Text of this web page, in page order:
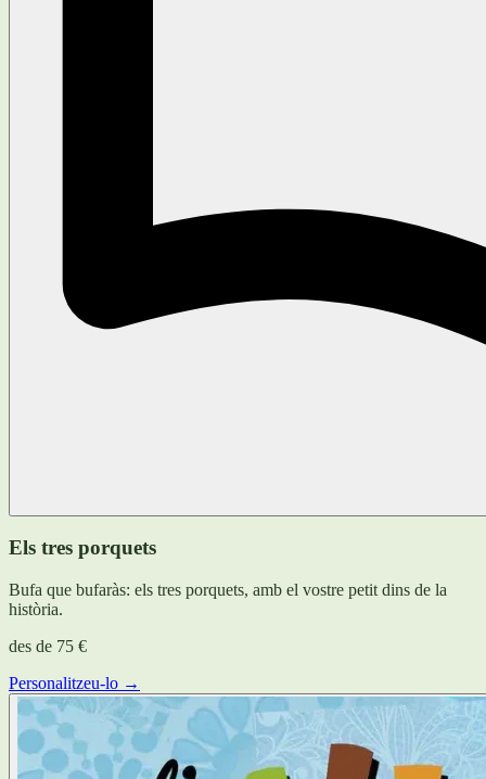
Els tres porquets
Bufa que bufaràs: els tres porquets, amb el vostre petit dins de la
història.
des de 75 €
Personalitzeu-lo →